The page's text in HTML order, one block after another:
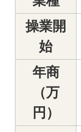
操業開
始
年商
（万
円）